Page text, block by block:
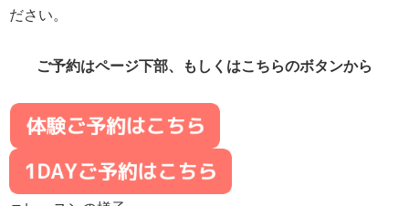
ださい。
ご予約はページ下部、もしくはこちらのボタンから